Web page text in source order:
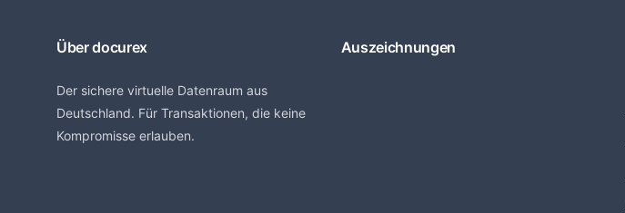
Über docurex
Der sichere virtuelle Datenraum aus
Deutschland. Für Transaktionen, die keine
Kompromisse erlauben.
Auszeichnungen